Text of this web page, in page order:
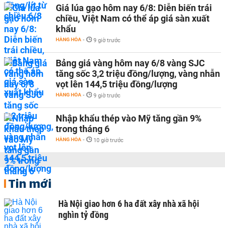
Giá lúa gạo hôm nay 6/8: Diễn biến trái
chiều, Việt Nam có thể áp giá sàn xuất
khẩu
HÀNG HÓA - 9 giờ trước
Bảng giá vàng hôm nay 6/8 vàng SJC
tăng sốc 3,2 triệu đồng/lượng, vàng nhẫn
vọt lên 144,5 triệu đồng/lượng
HÀNG HÓA - 9 giờ trước
Nhập khẩu thép vào Mỹ tăng gần 9%
trong tháng 6
HÀNG HÓA - 10 giờ trước
Tin mới
Hà Nội giao hơn 6 ha đất xây nhà xã hội
nghìn tỷ đồng